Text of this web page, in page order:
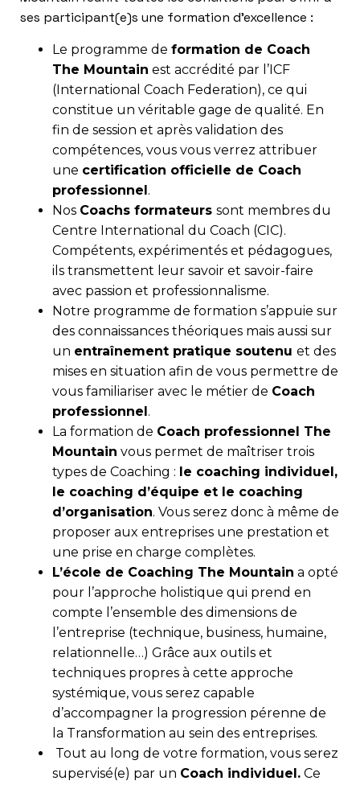
ses participant(e)s une formation d’excellence :
Le programme de formation de Coach
The Mountain est accrédité par l’ICF
(International Coach Federation), ce qui
constitue un véritable gage de qualité. En
fin de session et après validation des
compétences, vous vous verrez attribuer
une certification officielle de Coach
professionnel.
Nos Coachs formateurs sont membres du
Centre International du Coach (CIC).
Compétents, expérimentés et pédagogues,
ils transmettent leur savoir et savoir-faire
avec passion et professionnalisme.
Notre programme de formation s’appuie sur
des connaissances théoriques mais aussi sur
un entraînement pratique soutenu et des
mises en situation afin de vous permettre de
vous familiariser avec le métier de Coach
professionnel.
La formation de Coach professionnel The
Mountain vous permet de maîtriser trois
types de Coaching : le coaching individuel,
le coaching d’équipe et le coaching
d’organisation. Vous serez donc à même de
proposer aux entreprises une prestation et
une prise en charge complètes.
L’école de Coaching The Mountain a opté
pour l’approche holistique qui prend en
compte l’ensemble des dimensions de
l’entreprise (technique, business, humaine,
relationnelle…) Grâce aux outils et
techniques propres à cette approche
systémique, vous serez capable
d’accompagner la progression pérenne de
la Transformation au sein des entreprises.
Tout au long de votre formation, vous serez
supervisé(e) par un Coach individuel. Ce